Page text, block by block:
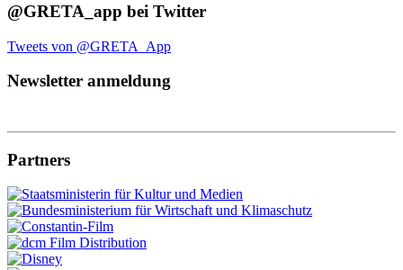
@GRETA_app bei Twitter
Tweets von @GRETA_App
Newsletter anmeldung
Partners